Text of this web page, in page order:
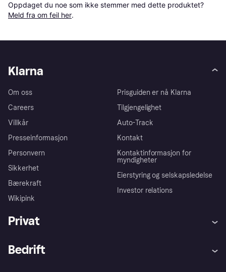
Oppdaget du noe som ikke stemmer med dette produktet?
Meld fra om feil her.
Klarna
Om oss
Careers
Villkår
Presseinformasjon
Personvern
Sikkerhet
Bærekraft
Wikipink
Prisguiden er nå Klarna
Tilgjengelighet
Auto-Track
Kontakt
Kontaktinformasjon for
myndigheter
Eierstyring og selskapsledelse
Investor relations
Privat
Bedrift